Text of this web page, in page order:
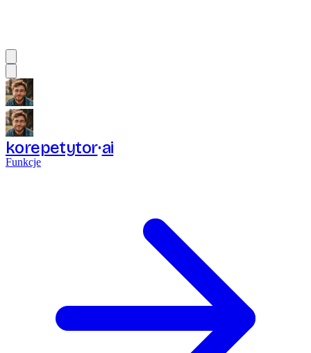
korepetytor ai
Funkcje